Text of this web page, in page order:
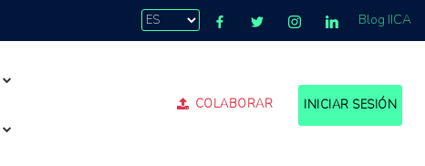
Blog IICA
COLABORAR INICIAR SESIÓN